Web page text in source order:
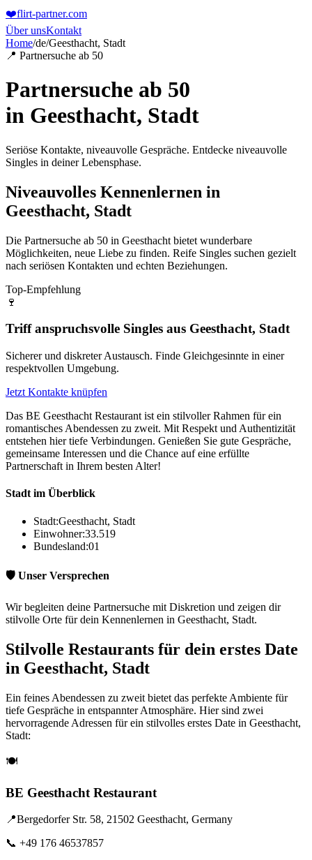
❤️flirt-partner.com
Über unsKontakt
Home/de/Geesthacht, Stadt
📍 Partnersuche ab 50
Partnersuche ab 50
in Geesthacht, Stadt
Seriöse Kontakte, niveauvolle Gespräche. Entdecke niveauvolle
Singles in deiner Lebensphase.
Niveauvolles Kennenlernen in
Geesthacht, Stadt
Die Partnersuche ab 50 in Geesthacht bietet wunderbare
Möglichkeiten, neue Liebe zu finden. Reife Singles suchen gezielt
nach seriösen Kontakten und echten Beziehungen.
Top-Empfehlung
🍷
Triff anspruchsvolle Singles aus Geesthacht, Stadt
Sicherer und diskreter Austausch. Finde Gleichgesinnte in einer
respektvollen Umgebung.
Jetzt Kontakte knüpfen
Das BE Geesthacht Restaurant ist ein stilvoller Rahmen für ein
romantisches Abendessen zu zweit. Mit Respekt und Authentizität
entstehen hier tiefe Verbindungen. Genießen Sie gute Gespräche,
gemeinsame Interessen und die Chance auf eine erfüllte
Partnerschaft in Ihrem besten Alter!
Stadt im Überblick
Stadt:Geesthacht, Stadt
Einwohner:33.519
Bundesland:01
🛡️ Unser Versprechen
Wir begleiten deine Partnersuche mit Diskretion und zeigen dir
stilvolle Orte für dein Kennenlernen in Geesthacht, Stadt.
Stilvolle Restaurants für dein erstes Date
in Geesthacht, Stadt
Ein feines Abendessen zu zweit bietet das perfekte Ambiente für
tiefe Gespräche in entspannter Atmosphäre. Hier sind zwei
hervorragende Adressen für ein stilvolles erstes Date in Geesthacht,
Stadt:
🍽️
BE Geesthacht Restaurant
📍Bergedorfer Str. 58, 21502 Geesthacht, Germany
📞 +49 176 46537857